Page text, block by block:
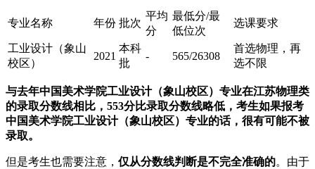
专业名称 年份 批次
平均
分
最低分/最
低位次
选课要求
工业设计（象山
校区）
2021
本科
批
- 565/26308
首选物理，再
选不限
与去年中国美术学院工业设计（象山校区）专业在江苏物理类
的录取分数线相比，553分比录取分数线略低，考生如果报考
中国美术学院工业设计（象山校区）专业的话，很有可能不被
录取。
但是考生也需要注意， 仅从分数线判断是不完全准确的。由于